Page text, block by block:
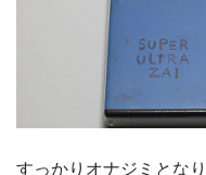
すっかりオナジミとな